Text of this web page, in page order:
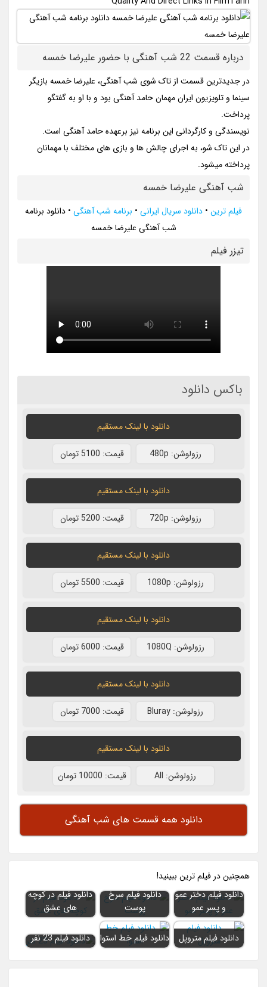
درباره قسمت 22 شب آهنگی با حضور علیرضا خمسه
در جدیدترین قسمت از تاک شوی شب آهنگی، علیرضا خمسه بازیگر
سینما و تلویزیون ایران مهمان حامد آهنگی بود و با او به گفتگو
پرداخت.
نویسندگی و کارگردانی این برنامه نیز برعهده حامد آهنگی است.
در این تاک شو، به اجرای چالش ها و بازی های مختلف با مهمانان
پرداخته میشود.
شب آهنگی علیرضا خمسه
فیلم ترین • دانلود سریال ایرانی • برنامه شب آهنگی • دانلود برنامه
شب آهنگی علیرضا خمسه
تيزر فيلم
باکس دانلود
دانلود با لينک مستقيم
رزولوشن: 480p قيمت: 5100 تومان
دانلود با لينک مستقيم
رزولوشن: 720p قيمت: 5200 تومان
دانلود با لينک مستقيم
رزولوشن: 1080p قيمت: 5500 تومان
دانلود با لينک مستقيم
رزولوشن: 1080Q قيمت: 6000 تومان
دانلود با لينک مستقيم
رزولوشن: Bluray قيمت: 7000 تومان
دانلود با لينک مستقيم
رزولوشن: All قيمت: 10000 تومان
دانلود همه قسمت های شب آهنگی
همچنين در فيلم ترين ببينيد!
دانلود فیلم دختر عمو
و پسر عمو
دانلود فیلم سرخ
پوست
دانلود فیلم در کوچه
های عشق
دانلود فیلم متروپل دانلود فیلم خط استوا دانلود فیلم 23 نفر